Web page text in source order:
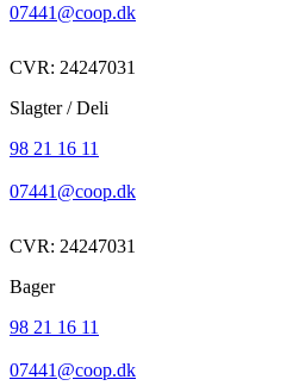
07441@coop.dk
CVR: 24247031
Slagter / Deli
98 21 16 11
07441@coop.dk
CVR: 24247031
Bager
98 21 16 11
07441@coop.dk